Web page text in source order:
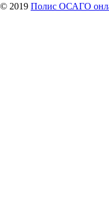
© 2019 Полис ОСАГО